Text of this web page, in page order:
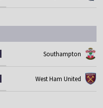
Southampton
West Ham United